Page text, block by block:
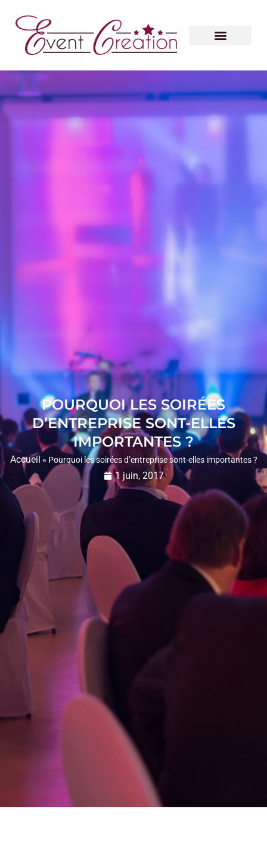
POURQUOI LES SOIRÉES
D’ENTREPRISE SONT-ELLES
IMPORTANTES ?
Accueil » Pourquoi les soirées d’entreprise sont-elles importantes ?
1 juin, 2017